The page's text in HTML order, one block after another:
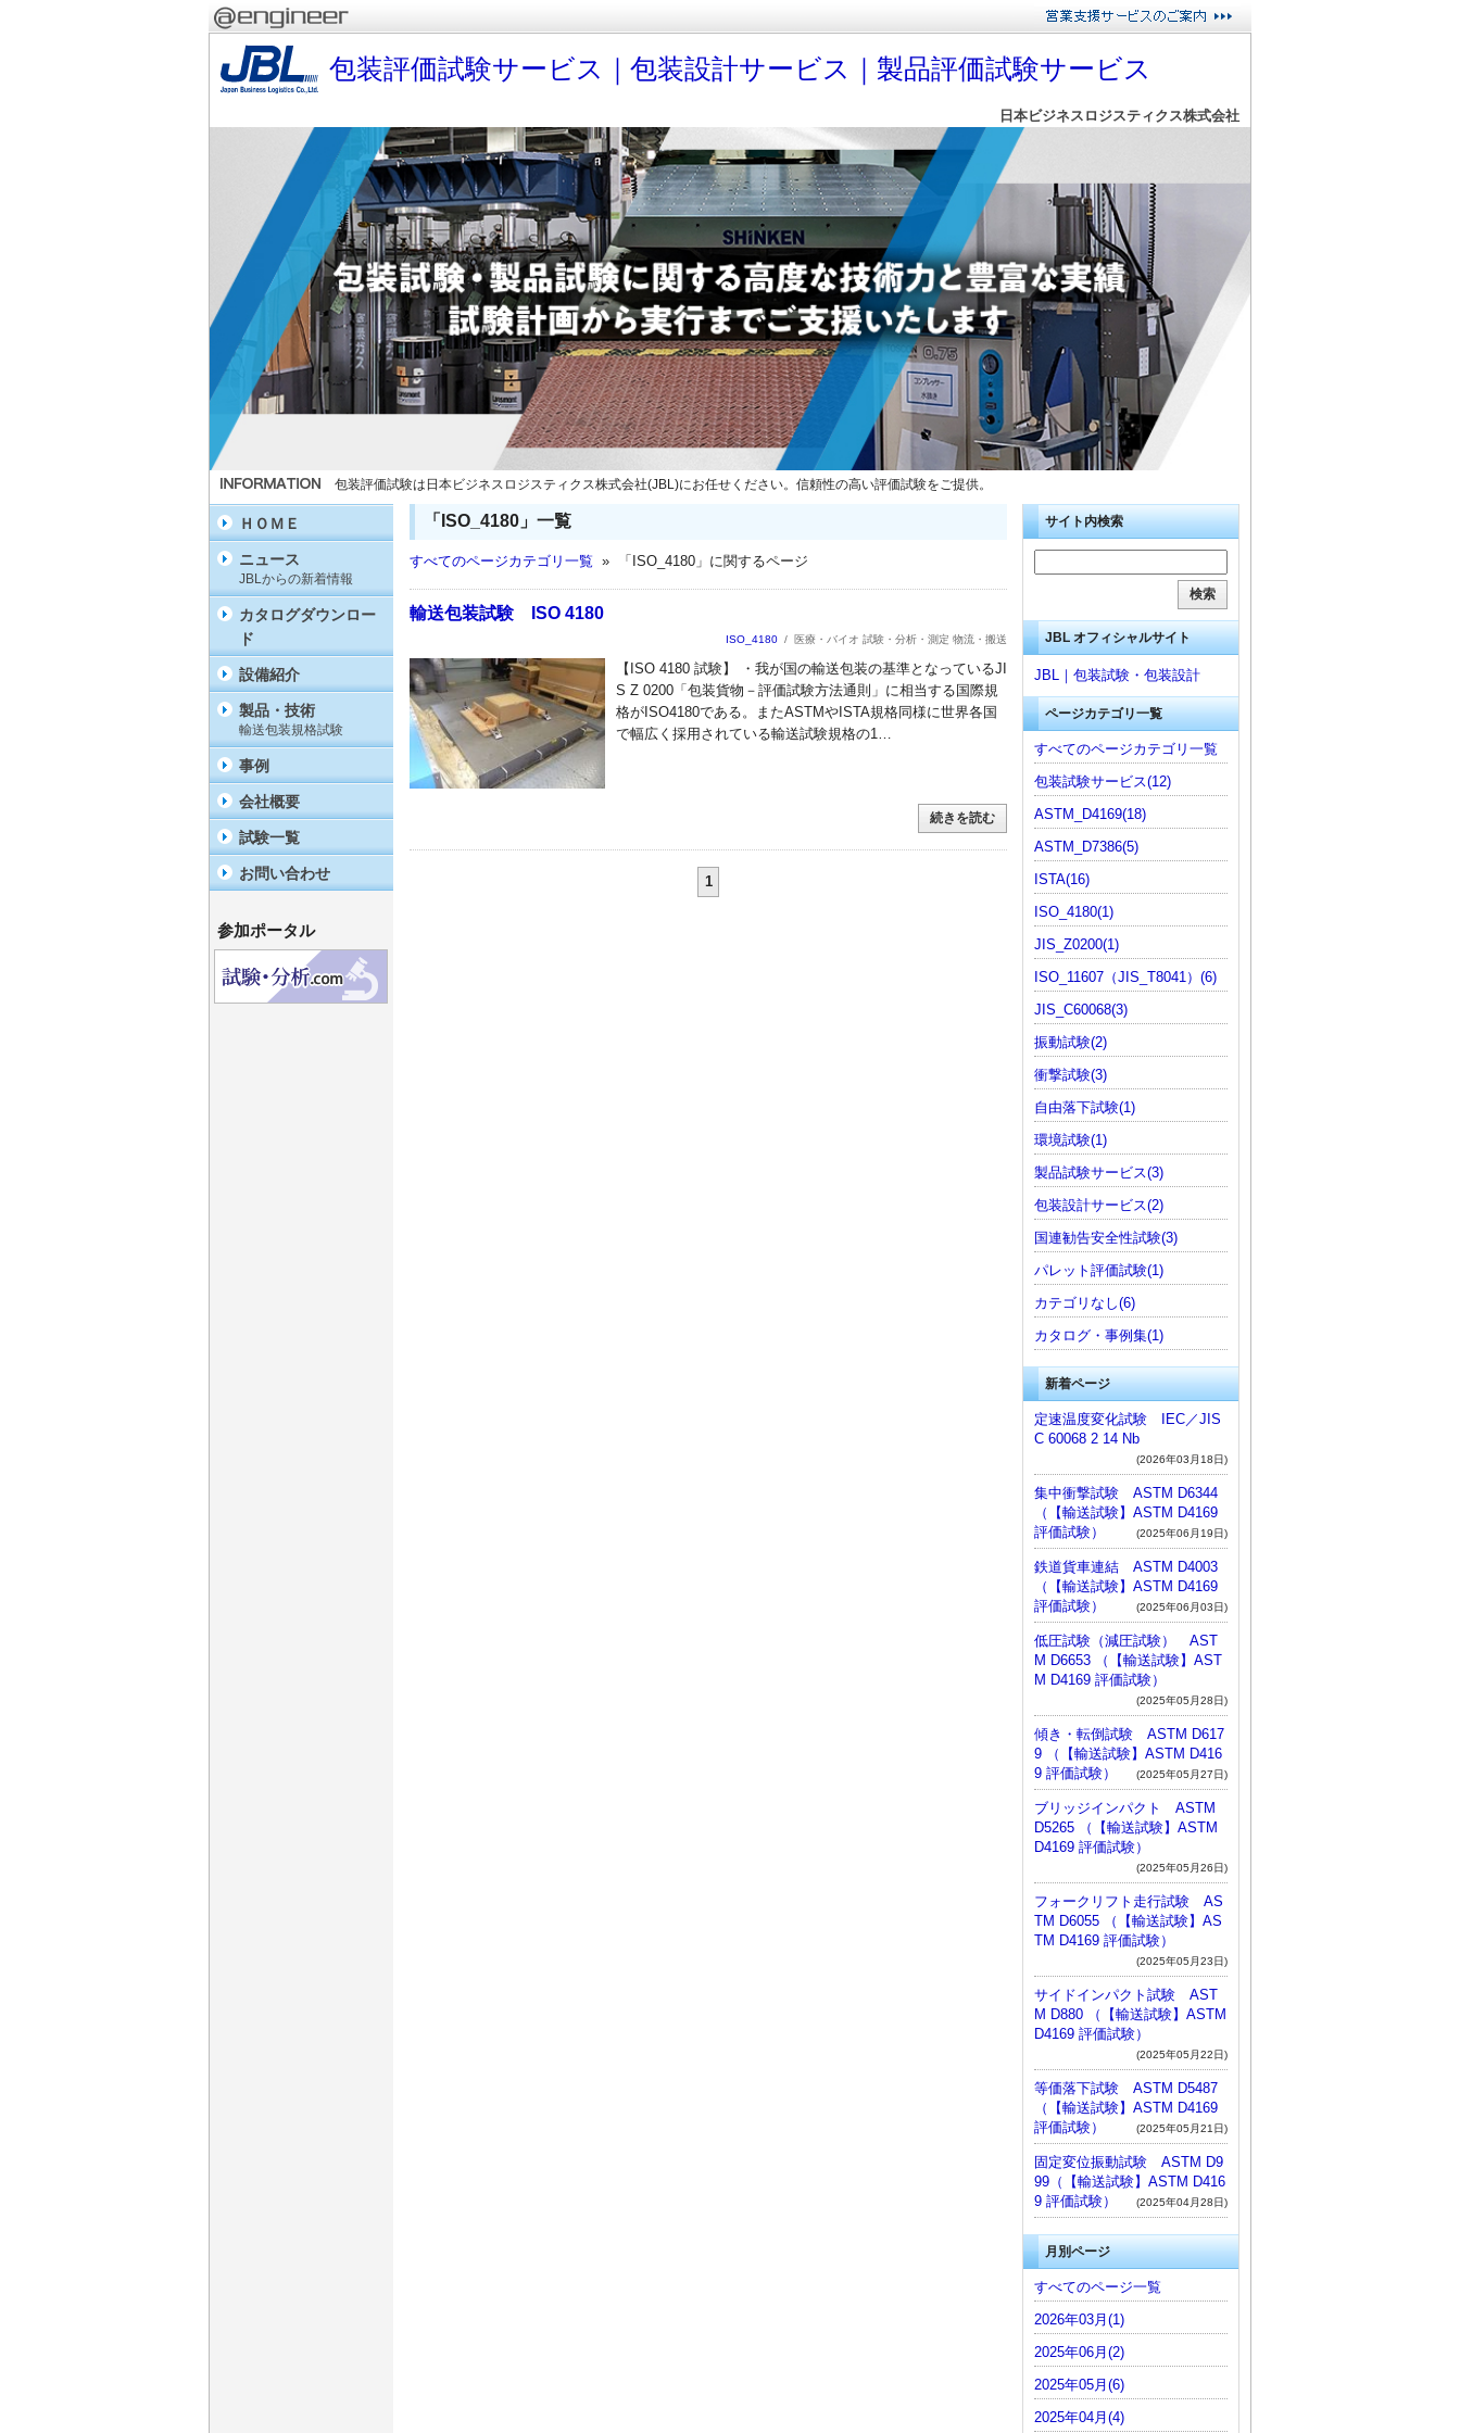
包装評価試験サービス｜包装設計サービス｜製品評価試験サービス
日本ビジネスロジスティクス株式会社
包装評価試験は日本ビジネスロジスティクス株式会社(JBL)にお任せください。信頼性の高い評価試験をご提供。
「ISO_4180」一覧
すべてのページカテゴリ一覧 » 「ISO_4180」に関するページ
輸送包装試験 ISO 4180
ISO_4180 / 医療・バイオ 試験・分析・測定 物流・搬送
【ISO 4180 試験】 ・我が国の輸送包装の基準となっているJI
S Z 0200「包装貨物－評価試験方法通則」に相当する国際規
格がISO4180である。またASTMやISTA規格同様に世界各国
で幅広く採用されている輸送試験規格の1…
続きを読む
1
ＨＯＭＥ
ニュース
JBLからの新着情報
カタログダウンロー
ド
設備紹介
製品・技術
輸送包装規格試験
事例
会社概要
試験一覧
お問い合わせ
参加ポータル
サイト内検索
JBL オフィシャルサイト
JBL｜包装試験・包装設計
ページカテゴリ一覧
すべてのページカテゴリ一覧
包装試験サービス(12)
ASTM_D4169(18)
ASTM_D7386(5)
ISTA(16)
ISO_4180(1)
JIS_Z0200(1)
ISO_11607（JIS_T8041）(6)
JIS_C60068(3)
振動試験(2)
衝撃試験(3)
自由落下試験(1)
環境試験(1)
製品試験サービス(3)
包装設計サービス(2)
国連勧告安全性試験(3)
パレット評価試験(1)
カテゴリなし(6)
カタログ・事例集(1)
新着ページ
定速温度変化試験 IEC／JIS
C 60068 2 14 Nb
(2026年03月18日)
集中衝撃試験 ASTM D6344
（【輸送試験】ASTM D4169
評価試験）
(2025年06月19日)
鉄道貨車連結 ASTM D4003
（【輸送試験】ASTM D4169
評価試験）
(2025年06月03日)
低圧試験（減圧試験） AST
M D6653 （【輸送試験】AST
M D4169 評価試験）
(2025年05月28日)
傾き・転倒試験 ASTM D617
9 （【輸送試験】ASTM D416
9 評価試験）
(2025年05月27日)
ブリッジインパクト ASTM
D5265 （【輸送試験】ASTM
D4169 評価試験）
(2025年05月26日)
フォークリフト走行試験 AS
TM D6055 （【輸送試験】AS
TM D4169 評価試験）
(2025年05月23日)
サイドインパクト試験 AST
M D880 （【輸送試験】ASTM
D4169 評価試験）
(2025年05月22日)
等価落下試験 ASTM D5487
（【輸送試験】ASTM D4169
評価試験）
(2025年05月21日)
固定変位振動試験 ASTM D9
99（【輸送試験】ASTM D416
9 評価試験）
(2025年04月28日)
月別ページ
すべてのページ一覧
2026年03月(1)
2025年06月(2)
2025年05月(6)
2025年04月(4)